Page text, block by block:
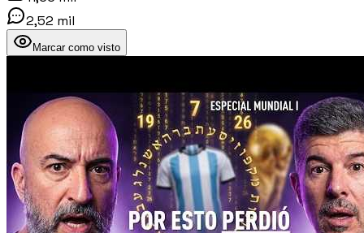
2,52 mil
Marcar como visto